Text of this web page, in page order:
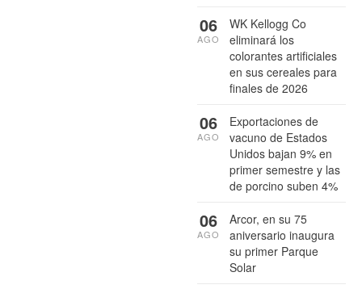
WK Kellogg Co
eliminará los
colorantes artificiales
en sus cereales para
finales de 2026
06
AGO
Exportaciones de
vacuno de Estados
Unidos bajan 9% en
primer semestre y las
de porcino suben 4%
06
AGO
Arcor, en su 75
aniversario inaugura
su primer Parque
Solar
06
AGO